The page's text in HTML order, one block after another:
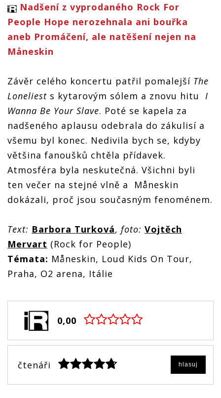
Nadšení z vyprodaného Rock For
People Hope nerozehnala ani bouřka
aneb Promáčení, ale natěšení nejen na
Måneskin
Závěr celého koncertu patřil pomalejší The
Loneliest s kytarovým sólem a znovu hitu I
Wanna Be Your Slave. Poté se kapela za
nadšeného aplausu odebrala do zákulisí a
všemu byl konec. Nedivila bych se, kdyby
většina fanoušků chtěla přídavek.
Atmosféra byla neskutečná. Všichni byli
ten večer na stejné vlně a Måneskin
dokázali, proč jsou současným fenoménem.
Text: Barbora Turková, foto: Vojtěch
Mervart (Rock for People)
Témata: Måneskin, Loud Kids On Tour,
Praha, O2 arena, Itálie
0,00
čtenáři hlasuj